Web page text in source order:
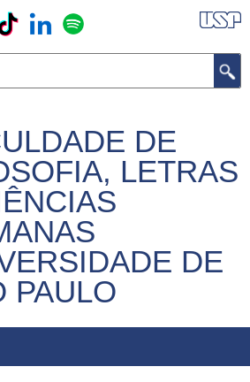
DE
LETRAS
DE
PAULO